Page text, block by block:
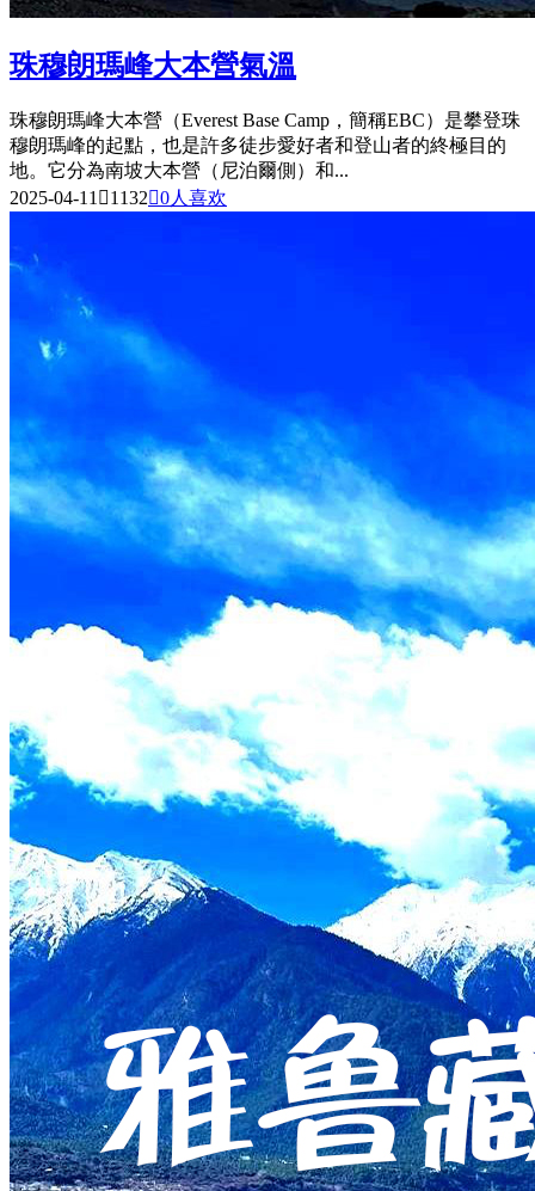
珠穆朗瑪峰大本營氣溫
珠穆朗瑪峰大本營（Everest Base Camp，簡稱EBC）是攀登珠
穆朗瑪峰的起點，也是許多徒步愛好者和登山者的終極目的
地。它分為南坡大本營（尼泊爾側）和...
2025-04-11 11320人喜欢